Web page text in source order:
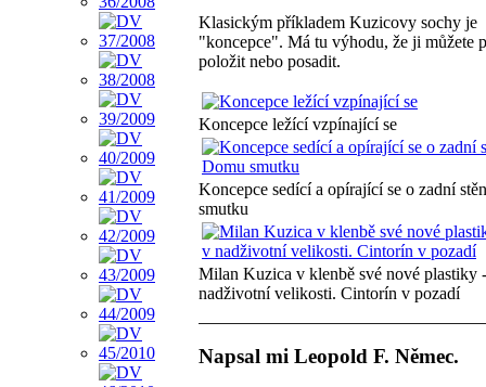
Klasickým příkladem Kuzicovy sochy je
"koncepce". Má tu výhodu, že ji můžete
položit nebo posadit.
Koncepce ležící vzpínající se
Koncepce sedící a opírající se o zadní
smutku
Milan Kuzica v klenbě své nové plastiky
nadživotní velikosti. Cintorín v pozadí
Napsal mi Leopold F. Němec.